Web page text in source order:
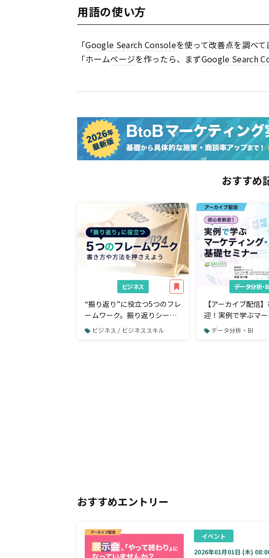
用語の使い方
「Google Search Consoleを使って改善点を調べて
「ホームページを作ったら、まずGoogle Search
おすすめ
ビジネス
“振り返り”に役立つ5つのフレ
ームワーク。振り返りシート
の書き方や方法を押さえよう
ビジネス / ビジネススキル
データ分析・
【アーカイブ配信
迎！実例で学ぶマ
グ・リサーチ基礎セ
データ分析・BI
おすすめエントリー
イベント
2026年01月01日 (木)